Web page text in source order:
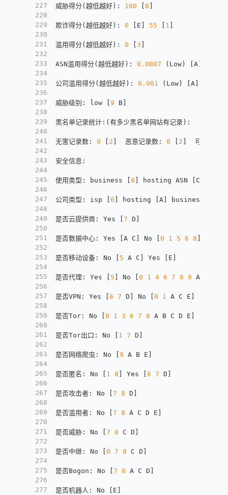
227
228
229
230
231
232
233
234
235
236
237
238
239
240
241
242
243
244
245
246
247
248
249
250
251
252
253
254
255
256
257
258
259
260
261
262
263
264
265
266
267
268
269
270
271
272
273
274
275
276
277
威胁得分(越低越好) : 100 [8 ]
欺诈得分(越低越好) : 0 [ E ] 55 [ 1 ]
滥用得分(越低越好) : 0 [3 ]
ASN滥用得分(越低越好) : 0.0007 (Low) [A ]
公司滥用得分(越低越好) : 0.001 (Low) [A ]
威胁级别 : low [9 B]
黑名单记录统计 : (有多少黑名单网站有记录) :
无害记录数 : 0 [ 2 ]
  恶意记录数
: 0 [ 2 ]
  可疑记录数
安全信息 :
使用类型 : business [8 ] hosting ASN [ C
公司类型 : isp [0 ] hosting [A ] business
是否云提供商 : Yes [7 D ]
是否数据中心 : Yes [A C ] No [0 1 5 6 8 ]
是否移动设备 : No [ 5 A C ] Yes [ E ]
是否代理 : Yes [ 5 ] No [0 1 4 6 7 8 9 A B C D
是否VPN : Yes [6 7 D ] No [0 1 A C E ]
是否Tor : No [0 1 3 6 7 8 A B C D E ]
是否Tor出口 : No [ 1 7 D ]
是否网络爬虫 : No [9 A B E ]
是否匿名 : No [ 1 8 ] Yes [6 7 D ]
是否攻击者 : No [7 8 D ]
是否滥用者 : No [7 8 A C D E ]
是否威胁 : No [7 8 C D ]
是否中继 : No [0 7 8 C D ]
是否Bogon : No [7 8 A C D ]
是否机器人 : No [ E ]